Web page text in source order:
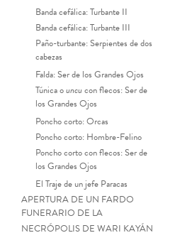
Banda cefálica: Turbante II
Banda cefálica: Turbante III
Paño-turbante: Serpientes de dos
cabezas
Falda: Ser de los Grandes Ojos
Túnica ouncu con flecos: Ser de
los Grandes Ojos
Poncho corto: Orcas
Poncho corto: Hombre-Felino
Poncho corto con flecos: Ser de
los Grandes Ojos
El Traje de un jefe Paracas
APERTURA DE UN FARDO
FUNERARIO DE LA
NECRÓPOLIS DE WARI KAYÁN